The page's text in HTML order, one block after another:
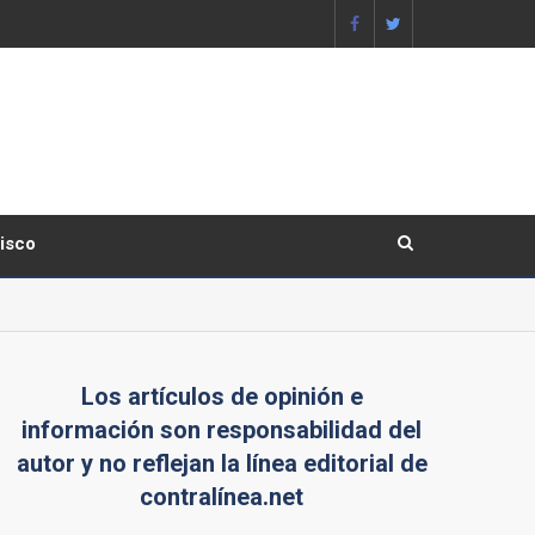
Los artículos de opinión e
información son responsabilidad del
autor y no reflejan la línea editorial de
contralínea.net